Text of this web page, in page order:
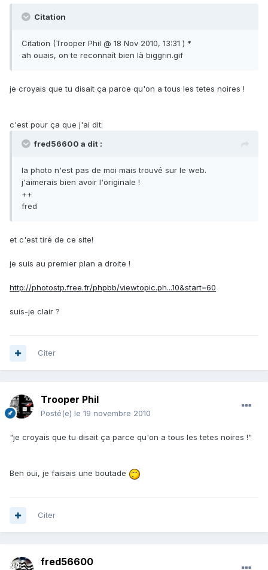
Citation
Citation (Trooper Phil @ 18 Nov 2010, 13:31 ) *
ah ouais, on te reconnaît bien là biggrin.gif
je croyais que tu disait ça parce qu'on a tous les tetes noires !
c'est pour ça que j'ai dit:
fred56600 a dit :
la photo n'est pas de moi mais trouvé sur le web.
j'aimerais bien avoir l'originale !
++
fred
et c'est tiré de ce site!
je suis au premier plan a droite !
http://photostp.free.fr/phpbb/viewtopic.ph...10&start=60
suis-je clair ?
Citer
Trooper Phil
Posté(e) le 19 novembre 2010
"je croyais que tu disait ça parce qu'on a tous les tetes noires !"
Ben oui, je faisais une boutade
Citer
fred56600